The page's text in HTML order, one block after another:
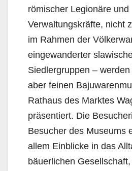
römischer Legionäre und
Verwaltungskräfte, nicht
im Rahmen der
eingewanderter
Siedlergruppen –
aber feinen
Rathaus des Marktes
präsentiert. Die
Besucher des Museums
allem Einblicke in das
bäuerlichen